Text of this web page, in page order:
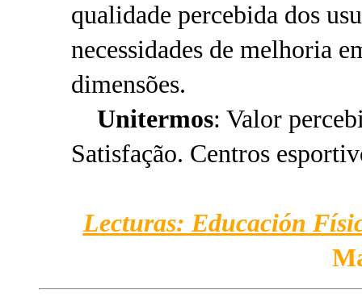
qualidade percebida dos
necessidades de melhoria
dimensões.
Unitermos: Valor
Satisfação. Centros
Lecturas: Educación